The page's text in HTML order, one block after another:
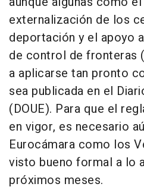
externalización de los
deportación y el apoyo
de control de fronteras
a aplicarse tan pronto
sea publicada en el
(DOUE). Para que el
en vigor, es necesario
Eurocámara como los
visto bueno formal a lo
próximos meses.